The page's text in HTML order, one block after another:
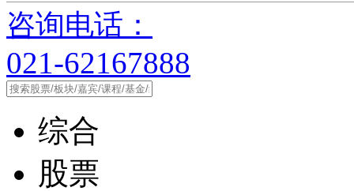
咨询电话：
021-62167888
综合
股票